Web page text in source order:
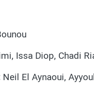
Issa Diop, Chadi
Neil El Aynaoui,